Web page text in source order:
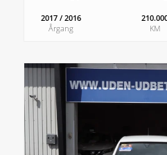
2017 / 2016
Årgang
KM